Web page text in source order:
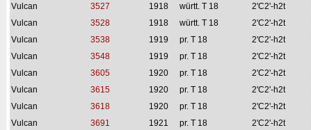
Vulcan
3527 1918 württ. T 18 2'C2'-h2t
Vulcan
3528 1918 württ. T 18 2'C2'-h2t
Vulcan
3538 1919 pr. T 18 2'C2'-h2t
Vulcan
3548 1919 pr. T 18 2'C2'-h2t
Vulcan
3605 1920 pr. T 18 2'C2'-h2t
Vulcan
3615 1920 pr. T 18 2'C2'-h2t
Vulcan
3618 1920 pr. T 18 2'C2'-h2t
Vulcan
3691 1921 pr. T 18 2'C2'-h2t